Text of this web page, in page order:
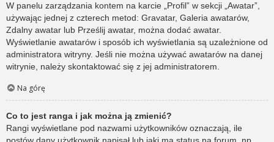
W panelu zarządzania kontem na karcie „Profil” w sekcji „Awatar”,
używając jednej z czterech metod: Gravatar, Galeria awatarów,
Zdalny awatar lub Prześlij awatar, można dodać awatar.
Wyświetlanie awatarów i sposób ich wyświetlania są uzależnione od
administratora witryny. Jeśli nie można używać awatarów na danej
witrynie, należy skontaktować się z jej administratorem.
Na górę
Co to jest ranga i jak można ją zmienić?
Rangi wyświetlane pod nazwami użytkowników oznaczają, ile